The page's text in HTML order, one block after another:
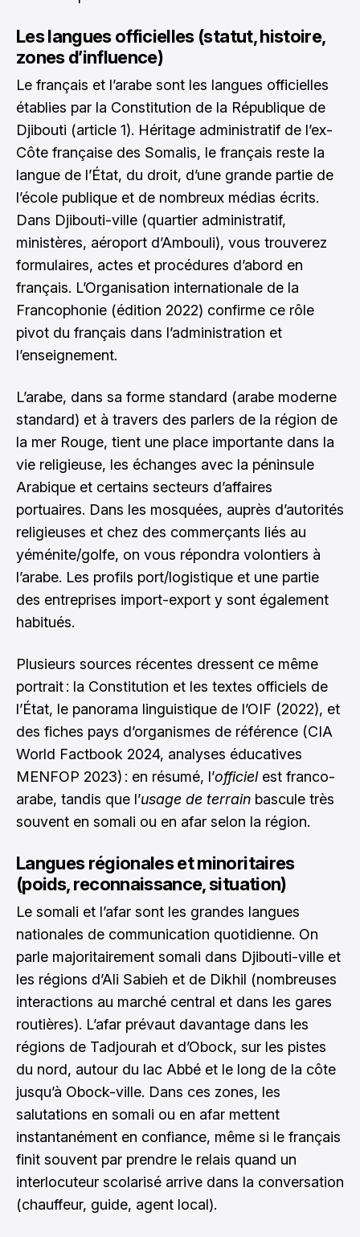
Les langues officielles (statut, histoire,
zones d’influence)
Le français et l’arabe sont les langues officielles
établies par la Constitution de la République de
Djibouti (article 1). Héritage administratif de l’ex-
Côte française des Somalis, le français reste la
langue de l’État, du droit, d’une grande partie de
l’école publique et de nombreux médias écrits.
Dans Djibouti-ville (quartier administratif,
ministères, aéroport d’Ambouli), vous trouverez
formulaires, actes et procédures d’abord en
français. L’Organisation internationale de la
Francophonie (édition 2022) confirme ce rôle
pivot du français dans l’administration et
l’enseignement.
L’arabe, dans sa forme standard (arabe moderne
standard) et à travers des parlers de la région de
la mer Rouge, tient une place importante dans la
vie religieuse, les échanges avec la péninsule
Arabique et certains secteurs d’affaires
portuaires. Dans les mosquées, auprès d’autorités
religieuses et chez des commerçants liés au
yéménite/golfe, on vous répondra volontiers à
l’arabe. Les profils port/logistique et une partie
des entreprises import-export y sont également
habitués.
Plusieurs sources récentes dressent ce même
portrait : la Constitution et les textes officiels de
l’État, le panorama linguistique de l’OIF (2022), et
des fiches pays d’organismes de référence (CIA
World Factbook 2024, analyses éducatives
MENFOP 2023) : en résumé, l’officielest franco-
arabe, tandis que l’usage de terrain bascule très
souvent en somali ou en afar selon la région.
Langues régionales et minoritaires
(poids, reconnaissance, situation)
Le somali et l’afar sont les grandes langues
nationales de communication quotidienne. On
parle majoritairement somali dans Djibouti-ville et
les régions d’Ali Sabieh et de Dikhil (nombreuses
interactions au marché central et dans les gares
routières). L’afar prévaut davantage dans les
régions de Tadjourah et d’Obock, sur les pistes
du nord, autour du lac Abbé et le long de la côte
jusqu’à Obock-ville. Dans ces zones, les
salutations en somali ou en afar mettent
instantanément en confiance, même si le français
finit souvent par prendre le relais quand un
interlocuteur scolarisé arrive dans la conversation
(chauffeur, guide, agent local).